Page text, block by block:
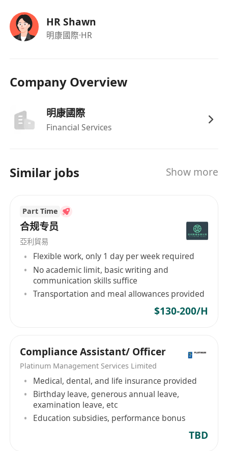
穩定平台與清晰晉升路徑。
合規聲明（建議保留）
入職前可能需背景審查與品行推薦、學歷/牌照核
HR Shawn
明康國際·HR
Company Overview
明康國際
Financial Services
Similar jobs Show more
Part Time
合规专员
亞利貿易
Flexible work, only 1 day per week required
No academic limit, basic writing and
communication skills suffice
Transportation and meal allowances provided
$130-200/H
Compliance Assistant/ Officer
Platinum Management Services Limited
Medical, dental, and life insurance provided
Birthday leave, generous annual leave,
examination leave, etc
Education subsidies, performance bonus
TBD